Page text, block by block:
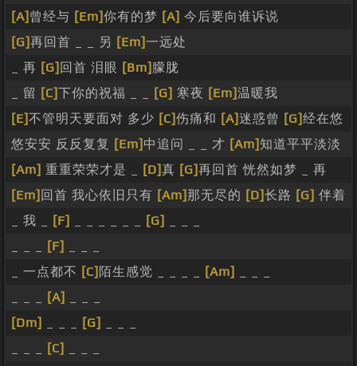
[A] 曾经与 [Em]你有的梦 [A] 今后要向谁诉说
[G]再回首 _ _ 另 [Em]一远处
_ 再 [G] 回首 泪眼 [Bm] 朦胧
_ 留 [C]下你的祝福 _ _ [G] 寒夜 [Em]温暖我
[E]不管明天要面对 多少 [C]伤痛和 [A]迷惑曾 [G]经在悠
悠安安 反反复复 [Em] 中追问 _ _ 才 [Am] 知道平平淡淡
[Am] 重重荣荣才是 _ [D]真 [G]再回首 恍然如梦 _ 再
[Em] 回首 我心依旧只有 [Am] 那无尽的 [D]长路 [G] 伴着
_ 我 _
[F] [G]
[F]
_ 一点都不 [C] 陌生感觉 _ _ _ _ [Am]
[A]
[Dm]
[G]
[C]